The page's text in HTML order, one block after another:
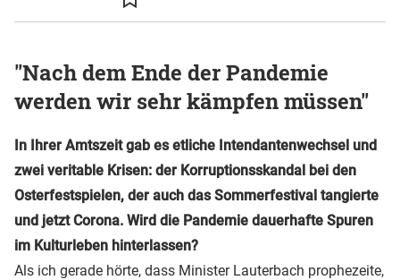
"Nach dem Ende der Pandemie
werden wir sehr kämpfen müssen"
In Ihrer Amtszeit gab es etliche Intendantenwechsel und
zwei veritable Krisen: der Korruptionsskandal bei den
Osterfestspielen, der auch das Sommerfestival tangierte
und jetzt Corona. Wird die Pandemie dauerhafte Spuren
im Kulturleben hinterlassen?
Als ich gerade hörte, dass Minister Lauterbach prophezeite,